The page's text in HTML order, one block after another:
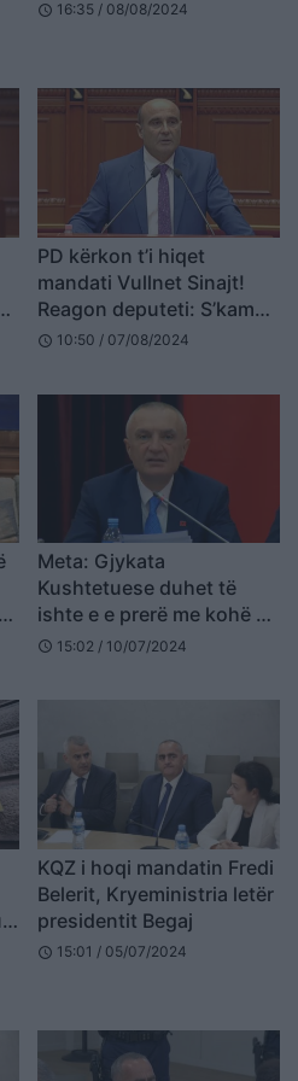
schedule 16:35 / 08/08/2024
PD kërkon t’i hiqet
mandati Vullnet Sinajt!
Reagon deputeti: S’kam
përfituar asnjë lek nga
schedule 10:50 / 07/08/2024
Meta: Gjykata
Kushtetuese duhet të
ishte e e prerë me kohë në
lidhje me mandatin e
schedule 15:02 / 10/07/2024
KQZ i hoqi mandatin Fredi
Belerit, Kryeministria letër
presidentit Begaj
schedule 15:01 / 05/07/2024